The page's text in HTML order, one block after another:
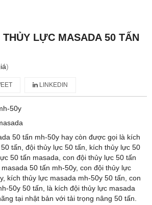
LỰC MASADA 50 TẤN
)
LINKEDIN
50y
50 tấn mh-50y hay còn được gọi là kích
tấn, đội thủy lực 50 tấn, kích thủy lực 50
50 tấn masada, con đội thủy lực 50 tấn
50 tấn mh-50y, con đội thủy lực
kích thủy lực masada mh-50y 50 tấn, con
50y 50 tấn, là kích đội thủy lực masada
tại nhật bản với tải trọng nâng 50 tấn.